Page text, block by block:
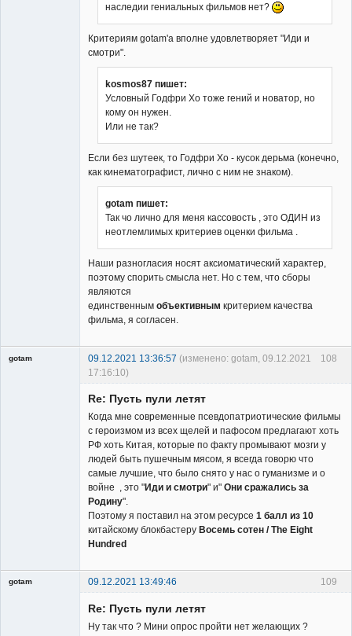
наследии гениальных фильмов нет?
Критериям gotam'а вполне удовлетворяет "Иди и
смотри".
kosmos87 пишет:
Условный Годфри Хо тоже гений и новатор, но
кому он нужен.
Или не так?
Если без шутеек, то Годфри Хо - кусок дерьма (конечно,
как кинематографист, лично с ним не знаком).
gotam пишет:
Так чо лично для меня кассовость , это ОДИН из
неотлемлимых критериев оценки фильма .
Наши разногласия носят аксиоматический характер,
поэтому спорить смысла нет. Но с тем, что сборы
являются
единственным объективным критерием качества
фильма, я согласен.
108
gotam 09.12.2021 13:36:57 (изменено: gotam, 09.12.2021
17:16:10)
Re: Пусть пули летят
Когда мне современные псевдопатриотические фильмы
с героизмом из всех щелей и пафосом предлагают хоть
РФ хоть Китая, которые по факту промывают мозги у
людей быть пушечным мясом, я всегда говорю что
самые лучшие, что было снято у нас о гуманизме и о
войне , это "Иди и смотри" и" Они сражались за
Родину".
Поэтому я поставил на этом ресурсе 1 балл из 10
китайскому блокбастеру Восемь сотен / The Eight
Hundred
109
gotam
09.12.2021 13:49:46
Re: Пусть пули летят
Ну так что ? Мини опрос пройти нет желающих ?